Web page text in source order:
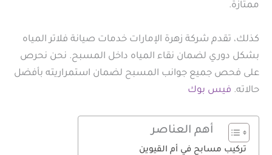
ممتازة.
كذلك، تقدم شركة زهرة الإمارات خدمات صيانة فلاتر المياه
بشكل دوري لضمان نقاء المياه داخل المسبح. نحن نحرص
على فحص جميع جوانب المسبح لضمان استمراريته بأفضل
حالاته. فيس بوك
أهم العناصر
تركيب مسابح في أم القيوين